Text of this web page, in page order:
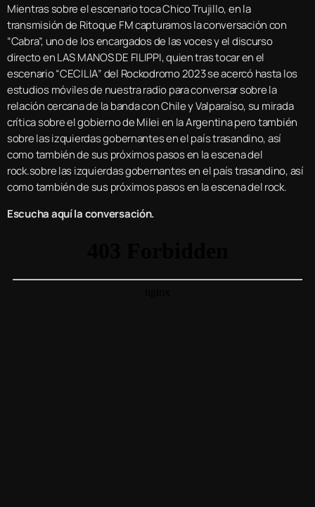
Mientras sobre el escenario toca Chico Trujillo, en la
transmisión de Ritoque FM capturamos la conversación con
“Cabra”, uno de los encargados de las voces y el discurso
directo en LAS MANOS DE FILIPPI, quien tras tocar en el
escenario “CECILIA” del Rockodromo 2023 se acercó hasta los
estudios móviles de nuestra radio para conversar sobre la
relación cercana de la banda con Chile y Valparaíso, su mirada
crítica sobre el gobierno de Milei en la Argentina pero también
sobre las izquierdas gobernantes en el país trasandino, así
como también de sus próximos pasos en la escena del
rock.sobre las izquierdas gobernantes en el país trasandino, así
como también de sus próximos pasos en la escena del rock.
Escucha aquí la conversación.